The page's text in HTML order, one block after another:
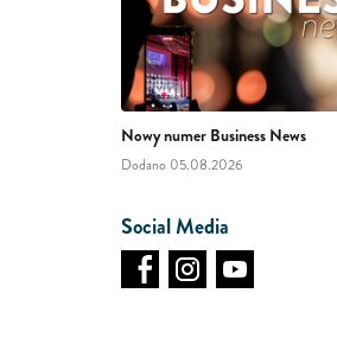
Nowy numer Business News
Dodano 05.08.2026
Social Media